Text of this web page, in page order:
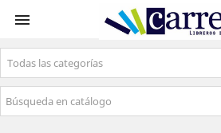

Envíos gratuitos a
Todas las categorías